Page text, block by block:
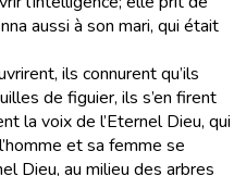
aussi à son mari, qui était
ils connurent qu’ils
de figuier, ils s’en firent
la voix de l’Eternel Dieu, qui
et sa femme se
Dieu, au milieu des arbres